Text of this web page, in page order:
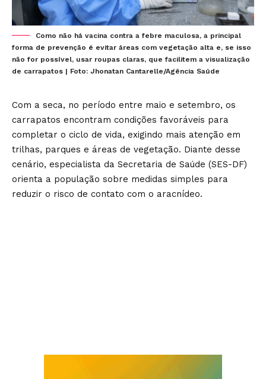
Como não há vacina contra a febre maculosa, a principal
forma de prevenção é evitar áreas com vegetação alta e, se isso
não for possível, usar roupas claras, que facilitem a visualização
de carrapatos | Foto: Jhonatan Cantarelle/Agência Saúde
Com a seca, no período entre maio e setembro, os
carrapatos encontram condições favoráveis para
completar o ciclo de vida, exigindo mais atenção em
trilhas, parques e áreas de vegetação. Diante desse
cenário, especialista da Secretaria de Saúde (SES-DF)
orienta a população sobre medidas simples para
reduzir o risco de contato com o aracnídeo.